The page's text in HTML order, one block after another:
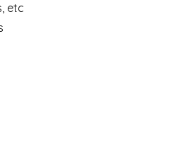
etc